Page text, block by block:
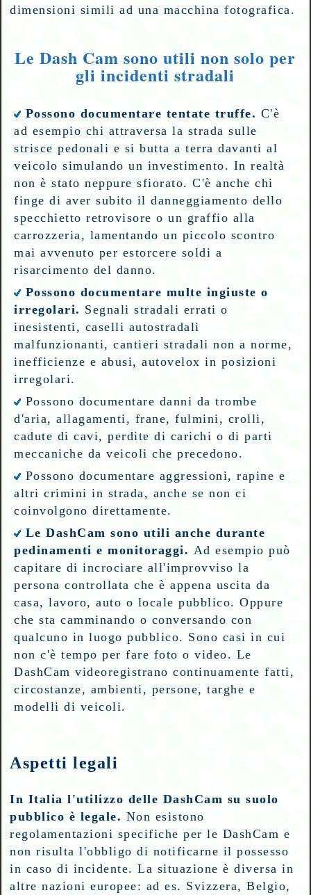
dimensioni simili ad una macchina fotografica.
Le Dash Cam sono utili non solo per
gli incidenti stradali
Possono documentare tentate truffe. C'è
ad esempio chi attraversa la strada sulle
strisce pedonali e si butta a terra davanti al
veicolo simulando un investimento. In realtà
non è stato neppure sfiorato. C'è anche chi
finge di aver subito il danneggiamento dello
specchietto retrovisore o un graffio alla
carrozzeria, lamentando un piccolo scontro
mai avvenuto per estorcere soldi a
risarcimento del danno.
Possono documentare multe ingiuste o
irregolari. Segnali stradali errati o
inesistenti, caselli autostradali
malfunzionanti, cantieri stradali non a norme,
inefficienze e abusi, autovelox in posizioni
irregolari.
Possono documentare danni da trombe
d'aria, allagamenti, frane, fulmini, crolli,
cadute di cavi, perdite di carichi o di parti
meccaniche da veicoli che precedono.
Possono documentare aggressioni, rapine e
altri crimini in strada, anche se non ci
coinvolgono direttamente.
Le DashCam sono utili anche durante
pedinamenti e monitoraggi. Ad esempio può
capitare di incrociare all'improvviso la
persona controllata che è appena uscita da
casa, lavoro, auto o locale pubblico. Oppure
che sta camminando o conversando con
qualcuno in luogo pubblico. Sono casi in cui
non c'è tempo per fare foto o video. Le
DashCam videoregistrano continuamente fatti,
circostanze, ambienti, persone, targhe e
modelli di veicoli.
Aspetti legali
In Italia l'utilizzo delle DashCam su suolo
pubblico è legale. Non esistono
regolamentazioni specifiche per le DashCam e
non risulta l'obbligo di notificarne il possesso
in caso di incidente. La situazione è diversa in
altre nazioni europee: ad es. Svizzera, Belgio,